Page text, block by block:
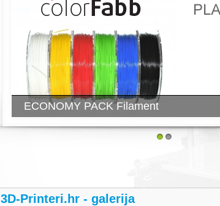
ECONOMY PACK Filament
3D-Printeri.hr - galerija